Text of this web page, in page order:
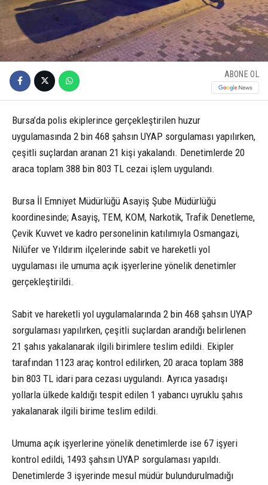
ABONE OL
Bursa’da polis ekiplerince gerçekleştirilen huzur
uygulamasında 2 bin 468 şahsın UYAP sorgulaması yapılırken,
çeşitli suçlardan aranan 21 kişi yakalandı. Denetimlerde 20
araca toplam 388 bin 803 TL cezai işlem uygulandı.
Bursa İl Emniyet Müdürlüğü Asayiş Şube Müdürlüğü
koordinesinde; Asayiş, TEM, KOM, Narkotik, Trafik Denetleme,
Çevik Kuvvet ve kadro personelinin katılımıyla Osmangazi,
Nilüfer ve Yıldırım ilçelerinde sabit ve hareketli yol
uygulaması ile umuma açık işyerlerine yönelik denetimler
gerçekleştirildi.
Sabit ve hareketli yol uygulamalarında 2 bin 468 şahsın UYAP
sorgulaması yapılırken, çeşitli suçlardan arandığı belirlenen
21 şahıs yakalanarak ilgili birimlere teslim edildi. Ekipler
tarafından 1123 araç kontrol edilirken, 20 araca toplam 388
bin 803 TL idari para cezası uygulandı. Ayrıca yasadışı
yollarla ülkede kaldığı tespit edilen 1 yabancı uyruklu şahıs
yakalanarak ilgili birime teslim edildi.
Umuma açık işyerlerine yönelik denetimlerde ise 67 işyeri
kontrol edildi, 1493 şahsın UYAP sorgulaması yapıldı.
Denetimlerde 3 işyerinde mesul müdür bulundurulmadığı